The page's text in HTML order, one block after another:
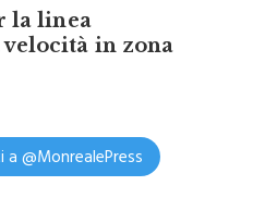
la linea
in zona